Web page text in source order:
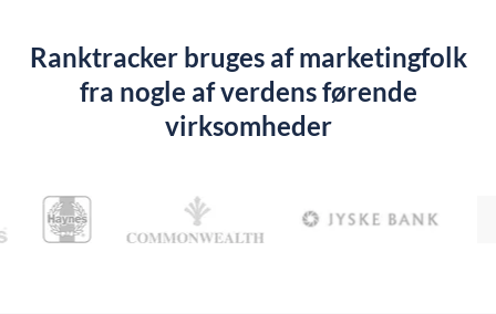
Ranktracker bruges af marketingfolk
fra nogle af verdens førende
virksomheder